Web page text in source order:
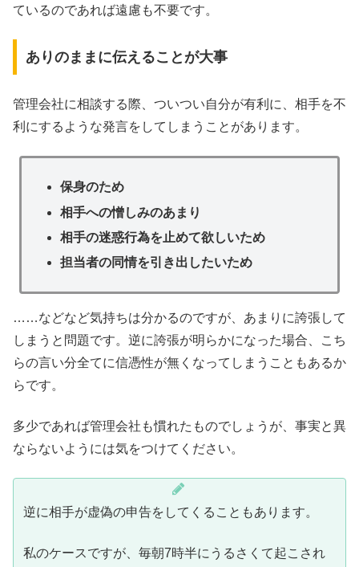
ているのであれば遠慮も不要です。
ありのままに伝えることが大事
管理会社に相談する際、ついつい自分が有利に、相手を不
利にするような発言をしてしまうことがあります。
保身のため
相手への憎しみのあまり
相手の迷惑行為を止めて欲しいため
担当者の同情を引き出したいため
……などなど気持ちは分かるのですが、あまりに誇張して
しまうと問題です。逆に誇張が明らかになった場合、こち
らの言い分全てに信憑性が無くなってしまうこともあるか
らです。
多少であれば管理会社も慣れたものでしょうが、事実と異
ならないようには気をつけてください。
逆に相手が虚偽の申告をしてくることもあります。
私のケースですが、毎朝7時半にうるさくて起こされ